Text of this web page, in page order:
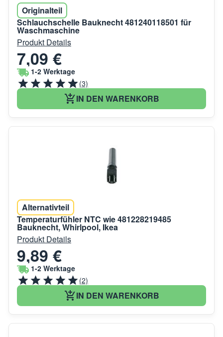
Originalteil
Schlauchschelle Bauknecht 481240118501 für
Waschmaschine
Produkt Details
7,09 €
1-2 Werktage
(3)
IN DEN WARENKORB
Alternativteil
Temperaturfühler NTC wie 481228219485
Bauknecht, Whirlpool, Ikea
Produkt Details
9,89 €
1-2 Werktage
(2)
IN DEN WARENKORB